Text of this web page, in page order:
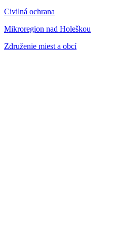
Civilná ochrana
Mikroregion nad Holeškou
Združenie miest a obcí